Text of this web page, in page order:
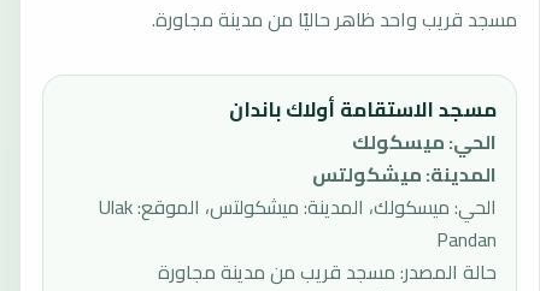
مسجد قريب واحد ظاهر حاليًا من مدينة مجاورة.
مسجد الاستقامة أولاك باندان
الحي:ميسكولك
المدينة:ميشكولتس
الحي: ميسكولك، المدينة: ميشكولتس، الموقع: Ulak
Pandan
حالة المصدر:مسجد قريب من مدينة مجاورة